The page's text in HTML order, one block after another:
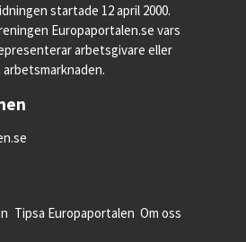
startade 12 april 2000.
Europaportalen.se vars
arbetsgivare eller
Tipsa Europaportalen Om oss